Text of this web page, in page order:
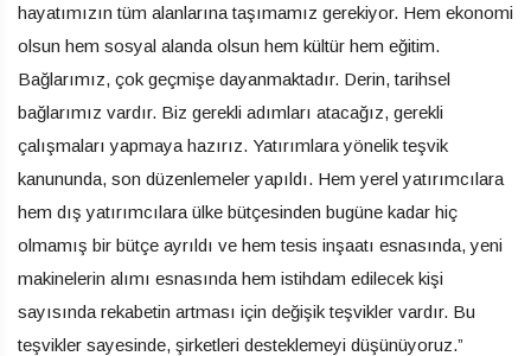
hayatımızın tüm alanlarına taşımamız gerekiyor. Hem ekonomi
olsun hem sosyal alanda olsun hem kültür hem eğitim.
Bağlarımız, çok geçmişe dayanmaktadır. Derin, tarihsel
bağlarımız vardır. Biz gerekli adımları atacağız, gerekli
çalışmaları yapmaya hazırız. Yatırımlara yönelik teşvik
kanununda, son düzenlemeler yapıldı. Hem yerel yatırımcılara
hem dış yatırımcılara ülke bütçesinden bugüne kadar hiç
olmamış bir bütçe ayrıldı ve hem tesis inşaatı esnasında, yeni
makinelerin alımı esnasında hem istihdam edilecek kişi
sayısında rekabetin artması için değişik teşvikler vardır. Bu
teşvikler sayesinde, şirketleri desteklemeyi düşünüyoruz.”